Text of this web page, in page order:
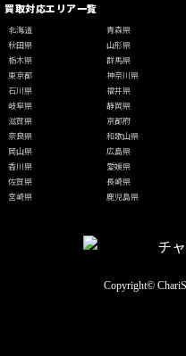
買取対応エリア一覧
北海道 青森県
秋田県
山形県
栃木県
群馬県
東京都
神奈川県
石川県
福井県
岐阜県
静岡県
滋賀県
京都府
奈良県
和歌山県
岡山県
広島県
香川県
愛媛県
佐賀県
長崎県
宮崎県
鹿児島県
Copyright©